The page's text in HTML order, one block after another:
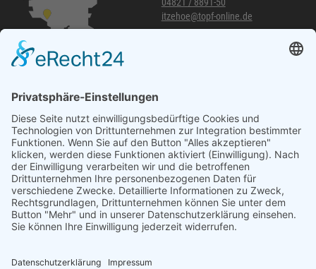
04821 / 8891-50
itzehoe@topf-online.de
040 / 21 04 04 04-04
glinde@topf-online.de
Öffnungszeiten und mehr